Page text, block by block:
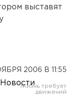
выставят
2006 В 11:55